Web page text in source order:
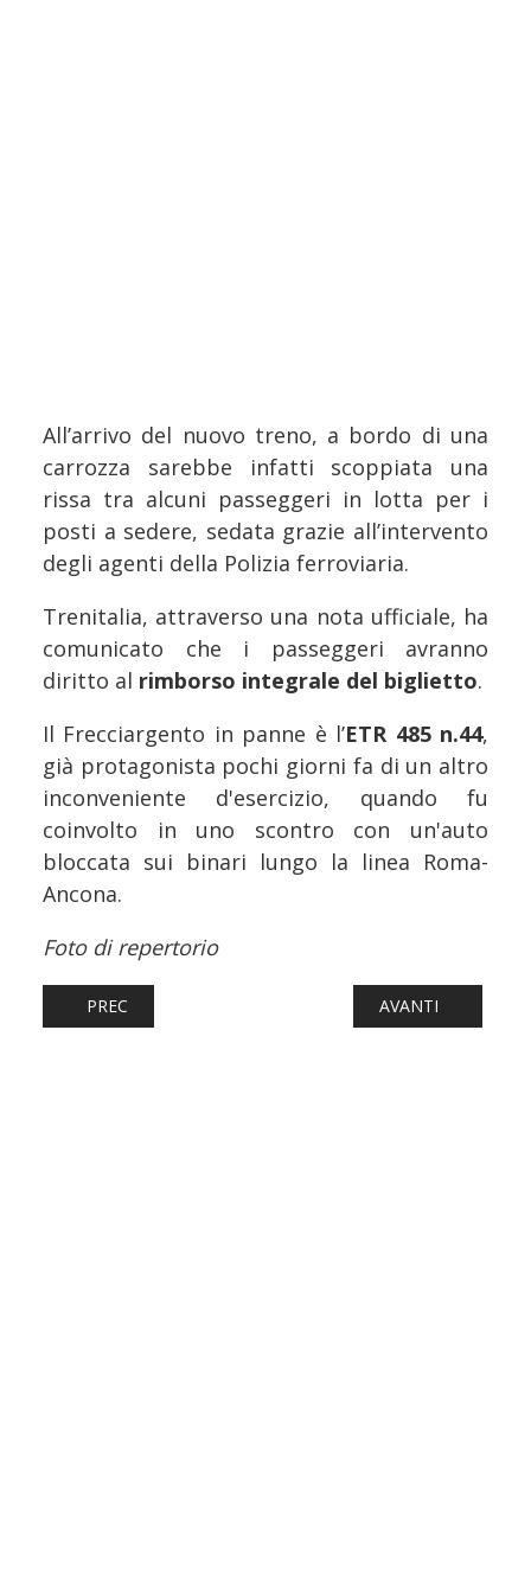
All’arrivo del nuovo treno, a bordo di una
carrozza sarebbe infatti scoppiata una
rissa tra alcuni passeggeri in lotta per i
posti a sedere, sedata grazie all’intervento
degli agenti della Polizia ferroviaria.
Trenitalia, attraverso una nota ufficiale, ha
comunicato che i passeggeri avranno
diritto al rimborso integrale del biglietto.
Il Frecciargento in panne è l’ETR 485 n.44,
già protagonista pochi giorni fa di un altro
inconveniente d'esercizio, quando fu
coinvolto in uno scontro con un'auto
bloccata sui binari lungo la linea Roma-
Ancona.
Foto di repertorio
ARTICOLO PRECEDENTE: FERROVIE: DUE NUOVI
PREC ARTICOLO
AVANTI